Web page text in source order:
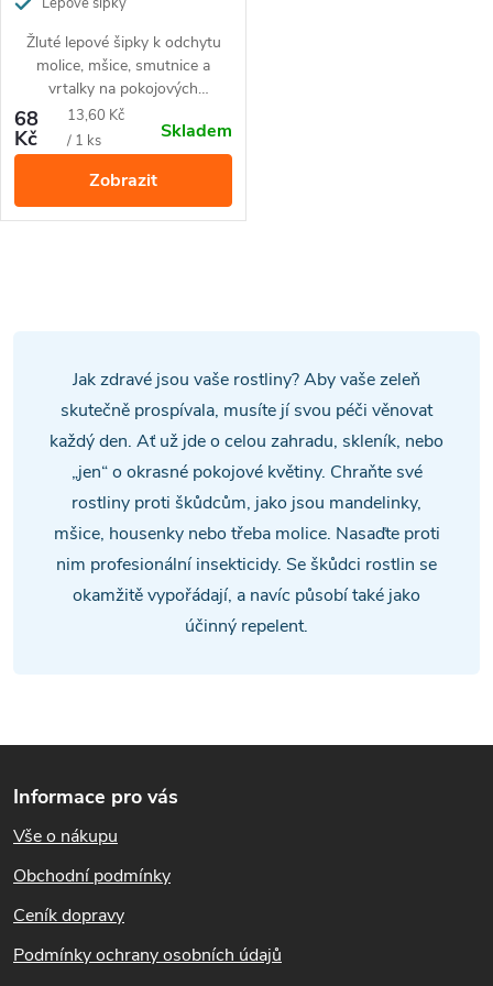
Žluté lepové šipky k odchytu
molice, mšice, smutnice a
vrtalky na pokojových
rostlinách
68
Kč
Měrná
cena:
13,60 Kč
/ 1 ks
Skladem
Zobrazit
y
v
ý
p
Jak zdravé jsou vaše rostliny? Aby vaše zeleň
skutečně prospívala, musíte jí svou péči věnovat
každý den. Ať už jde o celou zahradu, skleník, nebo
„jen“ o okrasné pokojové květiny. Chraňte své
rostliny proti škůdcům, jako jsou mandelinky,
mšice, housenky nebo třeba molice. Nasaďte proti
nim profesionální insekticidy. Se škůdci rostlin se
okamžitě vypořádají, a navíc působí také jako
účinný repelent.
á
p
a
Informace pro vás
Vše o nákupu
Obchodní podmínky
Ceník dopravy
Podmínky ochrany osobních údajů